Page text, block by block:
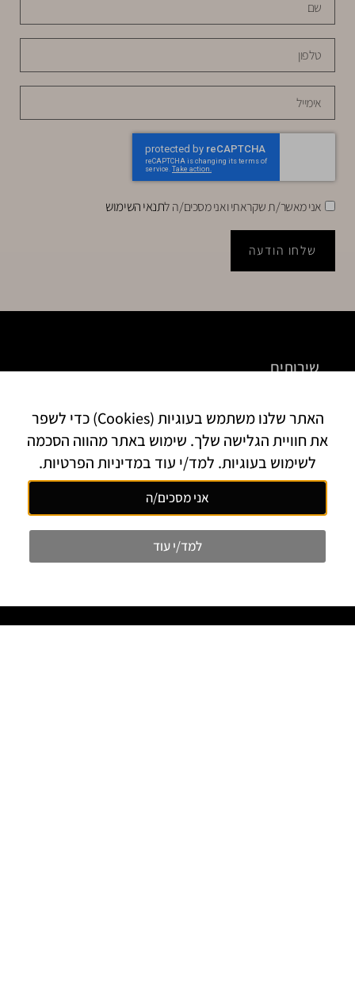
אני מאשר/ת שקראתי ואני מסכים/ה לתנאי השימוש
שלחו הודעה
שירותים
עיצוב אתרים
עיצוב פוסטים
האתר שלנו משתמש בעוגיות (Cookies) כדי לשפר
את חוויית הגלישה שלך. שימוש באתר מהווה הסכמה
לשימוש בעוגיות. למד/י עוד במדיניות הפרטיות.
אני מסכים/ה
למד/י עוד